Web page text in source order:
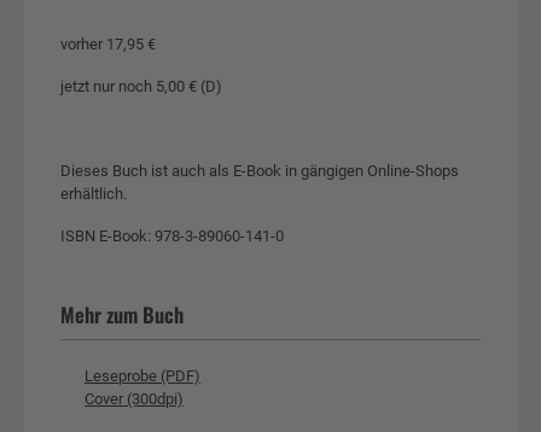
vorher 17,95 €
jetzt nur noch 5,00 € (D)
Dieses Buch ist auch als E-Book in gängigen Online-Shops
erhältlich.
ISBN E-Book: 978-3-89060-141-0
Mehr zum Buch
Leseprobe (PDF)
Cover (300dpi)